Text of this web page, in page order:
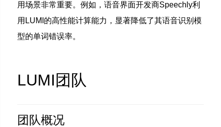
用场景非常重要。例如，语音界面开发商Speechly利
用LUMI的高性能计算能力，显著降低了其语音识别模
型的单词错误率。
LUMI团队
团队概况